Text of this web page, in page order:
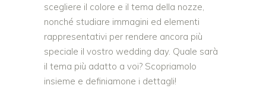
scegliere il colore e il tema della nozze,
nonché studiare immagini ed elementi
rappresentativi per rendere ancora più
speciale il vostro wedding day. Quale sarà
il tema più adatto a voi? Scopriamolo
insieme e definiamone i dettagli!